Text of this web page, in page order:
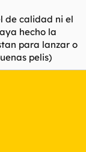
de calidad ni el
hecho la
para lanzar o
pelis)